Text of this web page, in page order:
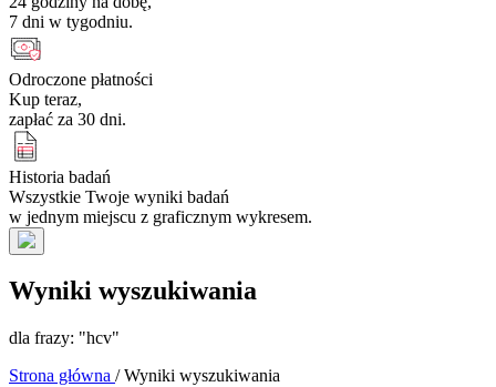
7 dni w tygodniu.
Odroczone płatności
Kup teraz,
zapłać za 30 dni.
Historia badań
Wszystkie Twoje wyniki badań
w jednym miejscu z graficznym wykresem.
Wyniki wyszukiwania
dla frazy: "hcv"
Strona główna / Wyniki wyszukiwania